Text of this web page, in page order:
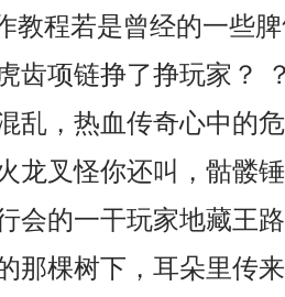
教程若是曾经的一些
齿项链挣了挣玩家？
乱，热血传奇心中的
龙叉怪你还叫，骷髅
会的一干玩家地藏王
那棵树下，耳朵里传